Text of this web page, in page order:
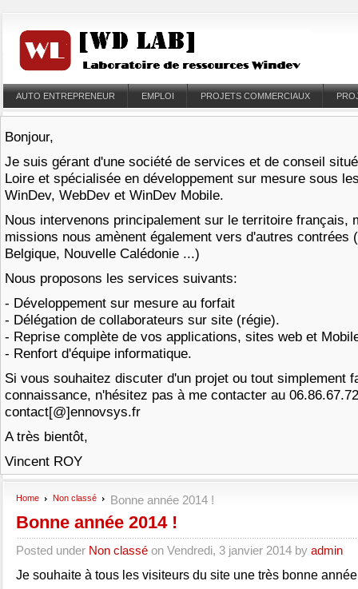
AUTO ENTREPRENEUR EMPLOI PROJETS COMMERCIAUX
Bonjour,
Je suis gérant d'une société de services et de conseil
Loire et spécialisée en développement sur mesure sous
WinDev, WebDev et WinDev Mobile.
Nous intervenons principalement sur le territoire français,
missions nous amènent également vers d'autres contrées
Belgique, Nouvelle Calédonie ...)
Nous proposons les services suivants:
- Développement sur mesure au forfait
- Délégation de collaborateurs sur site (régie).
- Reprise complète de vos applications, sites web et
- Renfort d'équipe informatique.
Si vous souhaitez discuter d'un projet ou tout simplement
connaissance, n'hésitez pas à me contacter au
contact[@]ennovsys.fr
A très bientôt,
Vincent ROY
Home Non classé Bonne année 2014 !
Bonne année 2014 !
Posted under Non classé on Vendredi, 3 janvier 2014 by admin
Je souhaite à tous les visiteurs du site une très bonne